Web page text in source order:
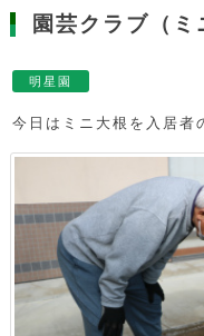
園芸クラブ（ミ
明星園
今日はミニ大根を入居